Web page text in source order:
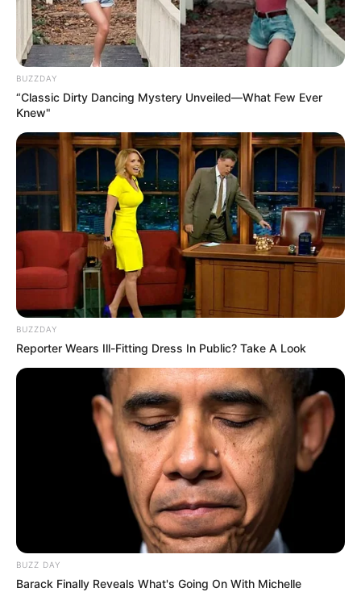
ΤΑ ΠΙΟ ΔΗΜΟΦΙΛΗ
BUZZDAY
“Classic Dirty Dancing Mystery Unveiled—What Few Ever
Knew"
BUZZDAY
Reporter Wears Ill-Fitting Dress In Public? Take A Look
BUZZ DAY
Barack Finally Reveals What's Going On With Michelle